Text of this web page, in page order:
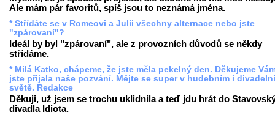
Ale mám pár favoritů, spíš jsou to neznámá jména.
* Střídáte se v Romeovi a Julii všechny alternace nebo jste
"zpárovaní"?
Ideál by byl "zpárovaní", ale z provozních důvodů se někdy
střídáme.
* Milá Katko, chápeme, že jste měla pekelný den. Děkujeme
jste přijala naše pozvání. Mějte se super v hudebním i
světě. Redakce
Děkuji, už jsem se trochu uklidnila a teď jdu hrát do
divadla Idiota.